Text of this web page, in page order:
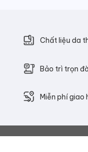
Chất liệu da
Bảo trì trọn
Miễn phí